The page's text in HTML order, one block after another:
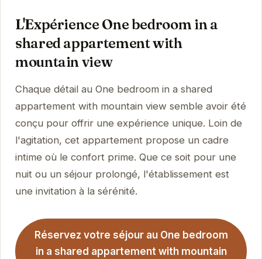
L'Expérience One bedroom in a
shared appartement with
mountain view
Chaque détail au One bedroom in a shared
appartement with mountain view semble avoir été
conçu pour offrir une expérience unique. Loin de
l'agitation, cet appartement propose un cadre
intime où le confort prime. Que ce soit pour une
nuit ou un séjour prolongé, l'établissement est
une invitation à la sérénité.
Réservez votre séjour au One bedroom
in a shared appartement with mountain